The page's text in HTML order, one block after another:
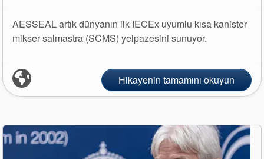
AESSEAL artık dünyanın ilk IECEx uyumlu kısa kanister
mikser salmastra (SCMS) yelpazesini sunuyor.
Hikayenin tamamını okuyun